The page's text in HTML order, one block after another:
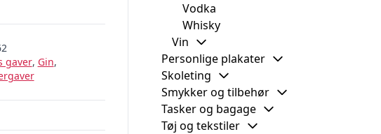
gaver, Gin,
Vodka
Whisky
Vin
Personlige plakater
Skoleting
Smykker og tilbehør
Tasker og bagage
Tøj og tekstiler